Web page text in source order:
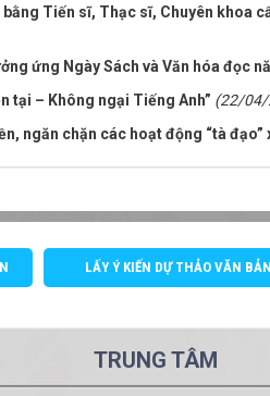
Tiến sĩ, Thạc sĩ, Chuyên khoa
ứng Ngày Sách và Văn hóa đọc
tại – Không ngại Tiếng Anh” (22/04/
ngăn chặn các hoạt động “tà
LẤY Ý KIẾN DỰ THẢO VĂN
TRUNG TÂM